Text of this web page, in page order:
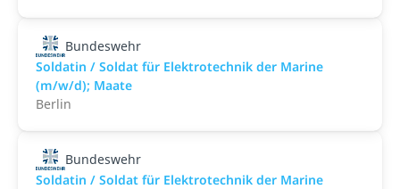
Bundeswehr
Soldatin / Soldat für Elektro­technik der Marine
(m/w/d); Maate
Berlin
Bundeswehr
Soldatin / Soldat für Elektro­technik der Marine